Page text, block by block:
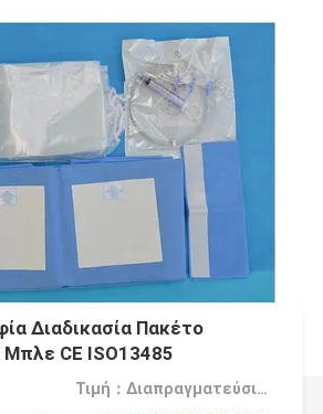
Διαδικασία Πακέτο
Μπλε CE ISO13485
Τιμή：Διαπραγματεύσιμα